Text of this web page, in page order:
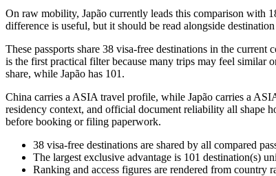
On raw mobility, Japão currently leads this comparison with
difference is useful, but it should be read alongside
These passports share 38 visa-free destinations in the
is the first practical filter because many trips may feel similar
share, while Japão has 101.
China carries a ASIA travel profile, while Japão carries a
residency context, and official document reliability all shape
before booking or filing paperwork.
38 visa-free destinations are shared by all compared
The largest exclusive advantage is 101 destination(s)
Ranking and access figures are rendered from country